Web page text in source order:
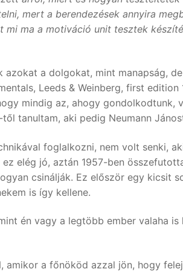
mert a berendezések annyira
mi ma a motiváció unit tesztek
azokat a dolgokat, mint manapság,
Leeds & Weinberg, first
mindig az, ahogy gondolkodtunk,
tanultam, aki pedig Neumann
foglalkozni, nem volt senki,
elég jó, aztán 1957-ben
csinálják. Ez először egy kicsit
is így kellene.
én vagy a legtöbb ember valaha
amikor a főnököd azzal jön, hogy